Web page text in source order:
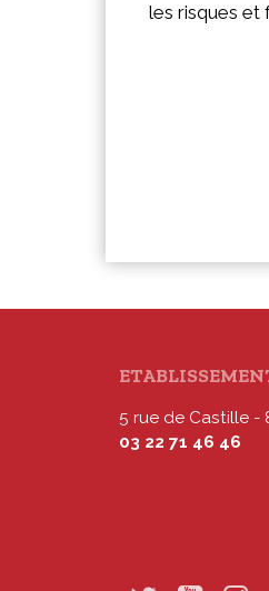
les risques et
5 rue de Castille -
03 22 71 46 46